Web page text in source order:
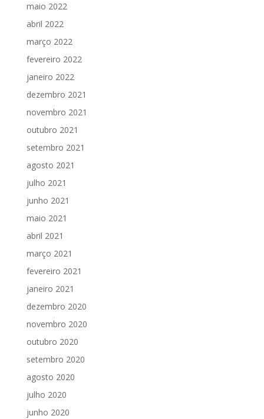
maio 2022
abril 2022
março 2022
fevereiro 2022
janeiro 2022
dezembro 2021
novembro 2021
outubro 2021
setembro 2021
agosto 2021
julho 2021
junho 2021
maio 2021
abril 2021
março 2021
fevereiro 2021
janeiro 2021
dezembro 2020
novembro 2020
outubro 2020
setembro 2020
agosto 2020
julho 2020
junho 2020